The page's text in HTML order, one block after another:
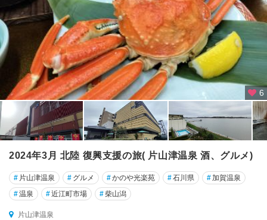
6
2024年3月 北陸 復興支援の旅( 片山津温泉 酒、グルメ)
# 片山津温泉 # グルメ #かのや光楽苑 #石川県 #加賀温泉
#温泉 #近江町市場 #柴山潟
片山津温泉